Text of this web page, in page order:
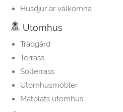
Husdjur är välkomna
Utomhus
Trädgård
Terrass
Solterrass
Utomhusmöbler
Matplats utomhus